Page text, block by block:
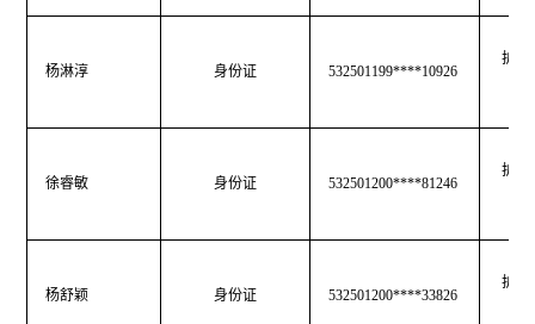
杨淋淳 身份证 532501199****10926
护士
徐睿敏 身份证 532501200****81246
护士
杨舒颖 身份证 532501200****33826
护士